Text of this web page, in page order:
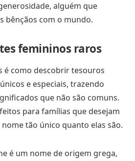
alguém que
bênçãos com o mundo.
femininos raros
é como descobrir tesouros
e especiais, trazendo
que não são comuns.
para famílias que desejam
tão único quanto elas são.
é um nome de origem grega,